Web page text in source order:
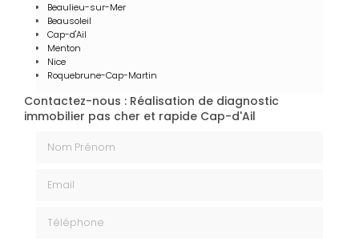
Beaulieu-sur-Mer
Beausoleil
Cap-d'Ail
Menton
Nice
Roquebrune-Cap-Martin
Contactez-nous : Réalisation de diagnostic
immobilier pas cher et rapide Cap-d'Ail